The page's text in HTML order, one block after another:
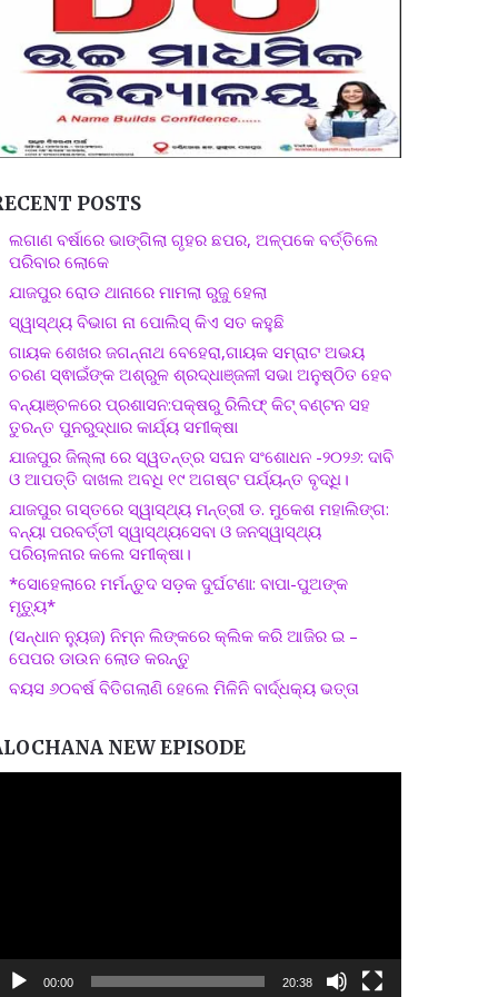
POSTS
ଲଗାଣ ବର୍ଷାରେ ଭାଙ୍ଗିଲା ଗୃହର ଛପର, ଅଳ୍ପକେ ବର୍ତ୍ତିଲେ
ପରିବାର ଲୋକେ
ଯାଜପୁର ରୋଡ ଥାନାରେ ମାମଲା ରୁଜୁ ହେଲା
ସ୍ୱାସ୍ଥ୍ୟ ବିଭାଗ ନା ପୋଲିସ୍ କିଏ ସତ କହୁଛି
ଗାୟକ ଶେଖର ଜଗନ୍ନାଥ ବେହେରା,ଗାୟକ ସମ୍ରାଟ ଅଭୟ
ଚରଣ ସ୍ଵାଇଁଙ୍କ ଅଶ୍ରୁଳ ଶ୍ରଦ୍ଧାଞ୍ଜଳୀ ସଭା ଅନୁଷ୍ଠିତ ହେବ
ବନ୍ୟାଞ୍ଚଳରେ ପ୍ରଶାସନ:ପକ୍ଷରୁ ରିଲିଫ୍ କିଟ୍ ବଣ୍ଟନ ସହ
ତୁରନ୍ତ ପୁନରୁଦ୍ଧାର କାର୍ଯ୍ୟ ସମୀକ୍ଷା
ଯାଜପୁର ଜିଲ୍ଲା ରେ ସ୍ୱତନ୍ତ୍ର ସଘନ ସଂଶୋଧନ -୨୦୨୬: ଦାବି
ଓ ଆପତ୍ତି ଦାଖଲ ଅବଧି ୧୯ ଅଗଷ୍ଟ ପର୍ଯ୍ୟନ୍ତ ବୃଦ୍ଧି।
ଯାଜପୁର ଗସ୍ତରେ ସ୍ୱାସ୍ଥ୍ୟ ମନ୍ତ୍ରୀ ଡ. ମୁକେଶ ମହାଲିଙ୍ଗ:
ବନ୍ୟା ପରବର୍ତ୍ତୀ ସ୍ୱାସ୍ଥ୍ୟସେବା ଓ ଜନସ୍ୱାସ୍ଥ୍ୟ
ପରିଚାଳନାର କଲେ ସମୀକ୍ଷା।
*ସୋହେଲାରେ ମର୍ମନ୍ତୁଦ ସଡ଼କ ଦୁର୍ଘଟଣା: ବାପା-ପୁଅଙ୍କ
ମୃତ୍ୟୁ*
(ସନ୍ଧାନ ନ୍ୟୁଜ) ନିମ୍ନ ଲିଙ୍କରେ କ୍ଲିକ କରି ଆଜିର ଇ –
ପେପର ଡାଉନ ଲୋଡ କରନ୍ତୁ
ବୟସ ୬୦ବର୍ଷ ବିତିଗଲାଣି ହେଲେ ମିଳିନି ବାର୍ଦ୍ଧକ୍ୟ ଭତ୍ତା
NEW EPISODE
00:00 20:38